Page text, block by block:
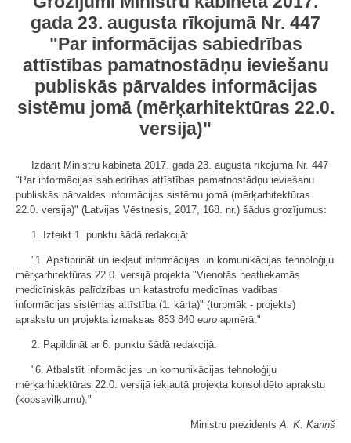
gada 23. augusta rīkojumā Nr. 447
"Par informācijas sabiedrības
attīstības pamatnostādņu ieviešanu
publiskās pārvaldes informācijas
sistēmu jomā (mērķarhitektūras 22.0.
versija)"
Izdarīt Ministru kabineta 2017. gada 23. augusta rīkojumā Nr. 447
"Par informācijas sabiedrības attīstības pamatnostādņu ieviešanu
publiskās pārvaldes informācijas sistēmu jomā (mērķarhitektūras
22.0. versija)" (Latvijas Vēstnesis, 2017, 168. nr.) šādus grozījumus:
1. Izteikt 1. punktu šādā redakcijā:
"1. Apstiprināt un iekļaut informācijas un komunikācijas tehnoloģiju
mērķarhitektūras 22.0. versijā projekta "Vienotās neatliekamās
medicīniskās palīdzības un katastrofu medicīnas vadības
informācijas sistēmas attīstība (1. kārta)" (turpmāk - projekts)
aprakstu un projekta izmaksas 853 840 euro apmērā."
2. Papildināt ar 6. punktu šādā redakcijā:
"6. Atbalstīt informācijas un komunikācijas tehnoloģiju
mērķarhitektūras 22.0. versijā iekļautā projekta konsolidēto aprakstu
(kopsavilkumu)."
Ministru prezidentsA. K. Kariņš